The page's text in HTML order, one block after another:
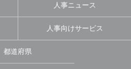
人事ニュース
人事向けサービス
都道府県